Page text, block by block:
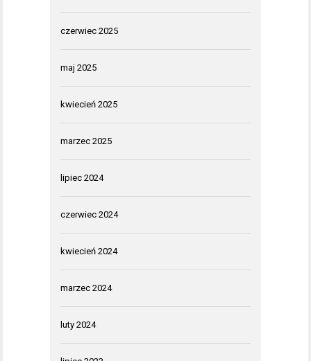
czerwiec 2025
maj 2025
kwiecień 2025
marzec 2025
lipiec 2024
czerwiec 2024
kwiecień 2024
marzec 2024
luty 2024